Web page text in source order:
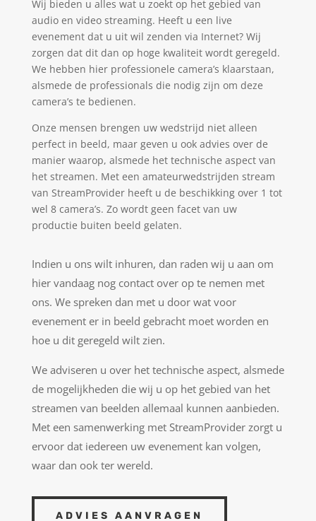
Wij bieden u alles wat u zoekt op het gebied van
audio en video streaming. Heeft u een live
evenement dat u uit wil zenden via Internet? Wij
zorgen dat dit dan op hoge kwaliteit wordt geregeld.
We hebben hier professionele camera’s klaarstaan,
alsmede de professionals die nodig zijn om deze
camera’s te bedienen.
Onze mensen brengen uw wedstrijd niet alleen
perfect in beeld, maar geven u ook advies over de
manier waarop, alsmede het technische aspect van
het streamen. Met een amateurwedstrijden stream
van StreamProvider heeft u de beschikking over 1 tot
wel 8 camera’s. Zo wordt geen facet van uw
productie buiten beeld gelaten.
Indien u ons wilt inhuren, dan raden wij u aan om
hier vandaag nog contact over op te nemen met
ons. We spreken dan met u door wat voor
evenement er in beeld gebracht moet worden en
hoe u dit geregeld wilt zien.
We adviseren u over het technische aspect, alsmede
de mogelijkheden die wij u op het gebied van het
streamen van beelden allemaal kunnen aanbieden.
Met een samenwerking met StreamProvider zorgt u
ervoor dat iedereen uw evenement kan volgen,
waar dan ook ter wereld.
ADVIES AANVRAGEN